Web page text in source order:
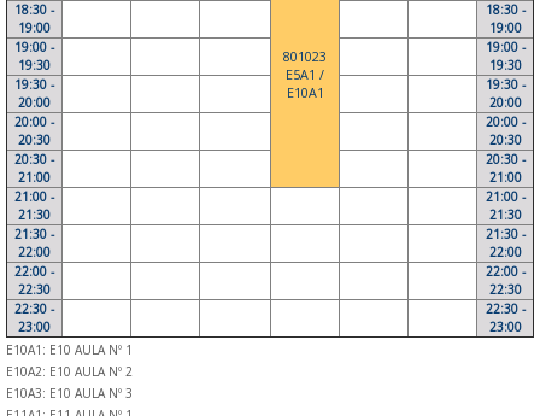
801023
E5A1 /
E10A1
18:30 -
19:00
18:30 -
19:00
19:00 -
19:30
19:00 -
19:30
19:30 -
20:00
19:30 -
20:00
20:00 -
20:30
20:00 -
20:30
20:30 -
21:00
20:30 -
21:00
21:00 -
21:30
21:00 -
21:30
21:30 -
22:00
21:30 -
22:00
22:00 -
22:30
22:00 -
22:30
22:30 -
23:00
22:30 -
23:00
E10A1: E10 AULA Nº 1
E10A2: E10 AULA Nº 2
E10A3: E10 AULA Nº 3